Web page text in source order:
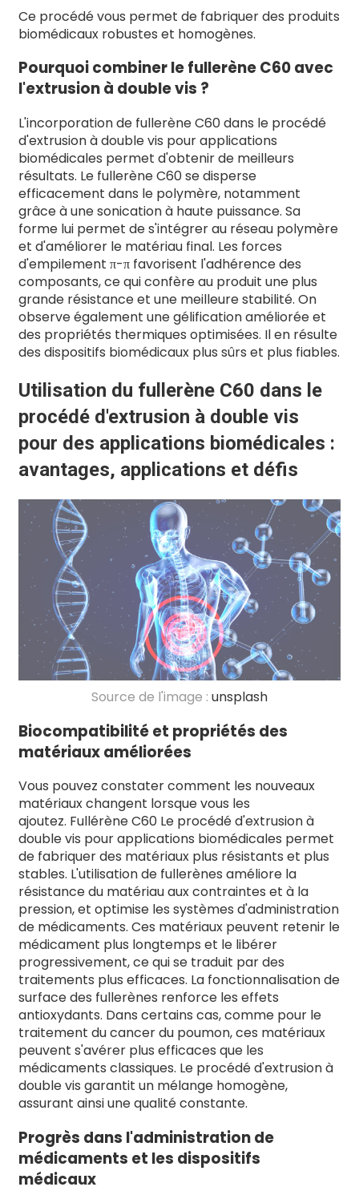
Ce procédé vous permet de fabriquer des produits
biomédicaux robustes et homogènes.
Pourquoi combiner le fullerène C60 avec
l'extrusion à double vis ?
L'incorporation de fullerène C60 dans le procédé
d'extrusion à double vis pour applications
biomédicales permet d'obtenir de meilleurs
résultats. Le fullerène C60 se disperse
efficacement dans le polymère, notamment
grâce à une sonication à haute puissance. Sa
forme lui permet de s'intégrer au réseau polymère
et d'améliorer le matériau final. Les forces
d'empilement π-π favorisent l'adhérence des
composants, ce qui confère au produit une plus
grande résistance et une meilleure stabilité. On
observe également une gélification améliorée et
des propriétés thermiques optimisées. Il en résulte
des dispositifs biomédicaux plus sûrs et plus fiables.
Utilisation du fullerène C60 dans le
procédé d'extrusion à double vis
pour des applications biomédicales :
avantages, applications et défis
Source de l'image : unsplash
Biocompatibilité et propriétés des
matériaux améliorées
Vous pouvez constater comment les nouveaux
matériaux changent lorsque vous les
ajoutez. Fullérène C60 Le procédé d'extrusion à
double vis pour applications biomédicales permet
de fabriquer des matériaux plus résistants et plus
stables. L'utilisation de fullerènes améliore la
résistance du matériau aux contraintes et à la
pression, et optimise les systèmes d'administration
de médicaments. Ces matériaux peuvent retenir le
médicament plus longtemps et le libérer
progressivement, ce qui se traduit par des
traitements plus efficaces. La fonctionnalisation de
surface des fullerènes renforce les effets
antioxydants. Dans certains cas, comme pour le
traitement du cancer du poumon, ces matériaux
peuvent s'avérer plus efficaces que les
médicaments classiques. Le procédé d'extrusion à
double vis garantit un mélange homogène,
assurant ainsi une qualité constante.
Progrès dans l'administration de
médicaments et les dispositifs
médicaux